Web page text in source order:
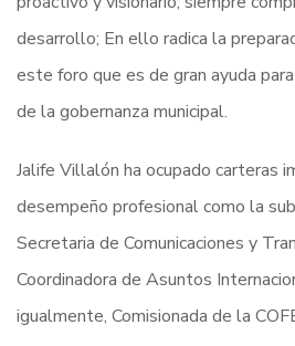
desarrollo; En ello radica la
este foro que es de gran ayuda
de la gobernanza municipal.
Jalife Villalón ha ocupado carteras
desempeño profesional como la
Secretaria de Comunicaciones y
Coordinadora de Asuntos
igualmente, Comisionada de la